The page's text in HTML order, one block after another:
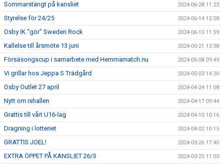
Sommarstängt på kansliet 2024-06-28 11:23
Styrelse för 24/25 2024-06-14 12:58
Osby IK "gör" Sweden Rock 2024-06-10 11:59
Kallelse till årsmöte 13 juni 2024-05-21 13:38
Försäsongscup i samarbete med Hemmamatch.nu 2024-05-08 09:49
Vi grillar hos Jeppa S Trädgård 2024-05-03 14:30
Osby Outlet 27 april 2024-04-24 11:08
Nytt om ishallen 2024-04-17 09:44
Grattis till vårt U16-lag 2024-04-10 10:16
Dragning i lotteriet 2024-04-02 10:15
GRATTIS JOEL! 2024-03-26 17:40
EXTRA ÖPPET PÅ KANSLIET 26/3 2024-03-25 11:03